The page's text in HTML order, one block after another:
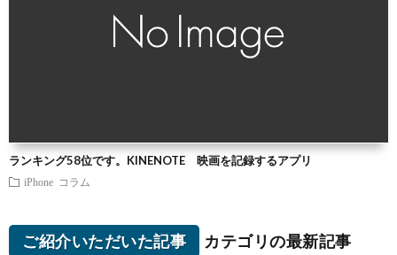
ランキング58位です。KINENOTE 映画を記録するアプリ
iPhone コラム
ご紹介いただいた記事 カテゴリの最新記事